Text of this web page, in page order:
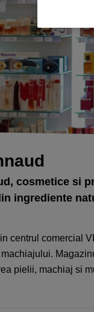
cosmetice si
ingrediente
centrul comercial
pielii, machiaj si